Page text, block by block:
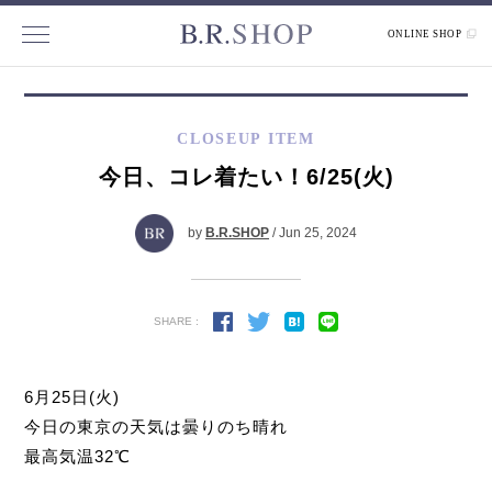
ONLINE SHOP
CLOSEUP ITEM
今日、コレ着たい！6/25(火)
by B.R.SHOP / Jun 25, 2024
SHARE :
6月25日(火)
今日の東京の天気は曇りのち晴れ
最高気温32℃